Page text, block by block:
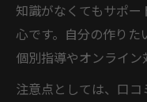
DTMスクー
デビュー
ボカロ曲制
つける
知識がなくてもサポ
心です。自分の作りた
個別指導やオンライン
注意点としては、口